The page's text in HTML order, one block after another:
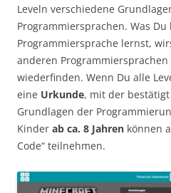
Leveln verschiedene
Programmiersprachen. Was
Programmiersprache lernst,
anderen Programmiersprachen
wiederfinden. Wenn Du alle
eine Urkunde, mit der
Grundlagen der
Kinder ab ca. 8 Jahren können
Code“ teilnehmen.